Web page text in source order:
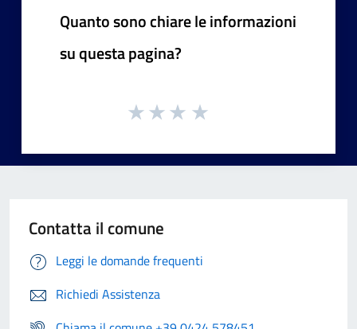
Quanto sono chiare le informazioni
su questa pagina?
Contatta il comune
Leggi le domande frequenti
Richiedi Assistenza